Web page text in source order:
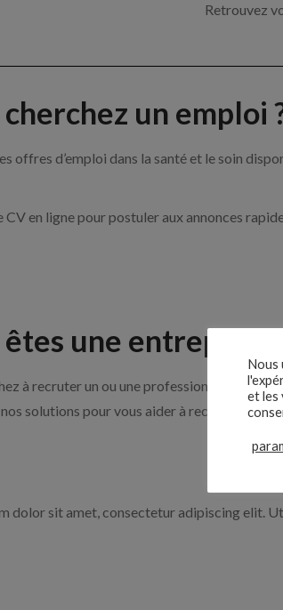
Retrouvez
un emploi
offres d’emploi dans la santé et le soin
CV en ligne pour postuler aux annonces
une entreprise
à recruter un ou une professionnelle de
solutions pour vous aider à recruter en
dolor sit amet, consectetur adipiscing elit.
Nous
et les